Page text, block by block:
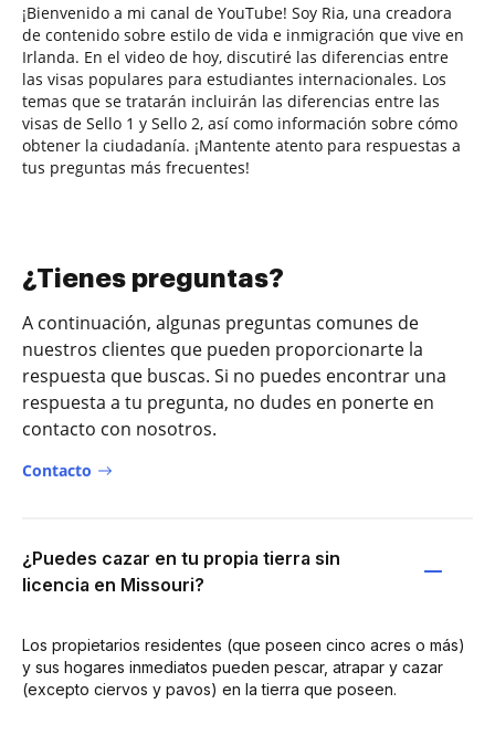
¡Bienvenido a mi canal de YouTube! Soy Ria, una creadora
de contenido sobre estilo de vida e inmigración que vive en
Irlanda. En el video de hoy, discutiré las diferencias entre
las visas populares para estudiantes internacionales. Los
temas que se tratarán incluirán las diferencias entre las
visas de Sello 1 y Sello 2, así como información sobre cómo
obtener la ciudadanía. ¡Mantente atento para respuestas a
tus preguntas más frecuentes!
¿Tienes preguntas?
A continuación, algunas preguntas comunes de
nuestros clientes que pueden proporcionarte la
respuesta que buscas. Si no puedes encontrar una
respuesta a tu pregunta, no dudes en ponerte en
contacto con nosotros.
Contacto
¿Puedes cazar en tu propia tierra sin
licencia en Missouri?
Los propietarios residentes (que poseen cinco acres o más)
y sus hogares inmediatos pueden pescar, atrapar y cazar
(excepto ciervos y pavos) en la tierra que poseen.